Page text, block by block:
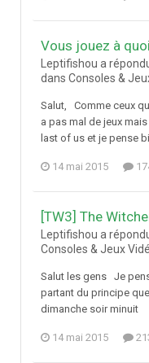
Vous jouez à
Leptifishou a
dans Consoles &
Salut, Comme ceux
a pas mal de jeux
last of us et je pense
14 mai 2015
[TW3] The
Leptifishou a
Consoles & Jeux
Salut les gens Je
partant du principe
dimanche soir minuit
14 mai 2015